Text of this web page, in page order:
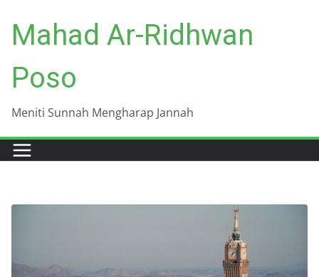
content
Mahad Ar-Ridhwan
Poso
Meniti Sunnah Mengharap Jannah